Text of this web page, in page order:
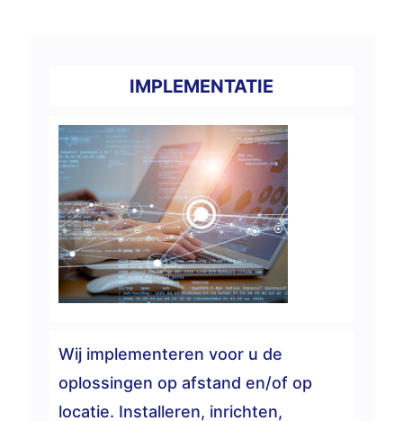
IMPLEMENTATIE
Wij implementeren voor u de
oplossingen op afstand en/of op
locatie. Installeren, inrichten,